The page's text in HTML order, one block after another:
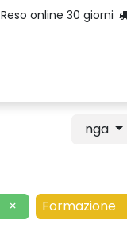
Reso online 30 giorni
nga
× Formazione